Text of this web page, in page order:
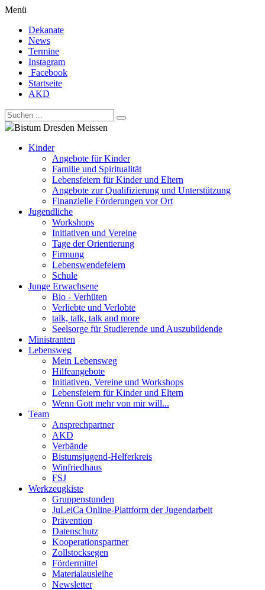
Menü
Dekanate
News
Termine
Instagram
Facebook
Startseite
AKD
Bistum Dresden Meissen
Kinder
Angebote für Kinder
Familie und Spiritualität
Lebensfeiern für Kinder und Eltern
Angebote zur Qualifizierung und Unterstützung
Finanzielle Förderungen vor Ort
Jugendliche
Workshops
Initiativen und Vereine
Tage der Orientierung
Firmung
Lebenswendefeiern
Schule
Junge Erwachsene
Bio - Verhüten
Verliebte und Verlobte
talk, talk, talk and more
Seelsorge für Studierende und Auszubildende
Ministranten
Lebensweg
Mein Lebensweg
Hilfeangebote
Initiativen, Vereine und Workshops
Lebensfeiern für Kinder und Eltern
Wenn Gott mehr von mir will...
Team
Ansprechpartner
AKD
Verbände
Bistumsjugend-Helferkreis
Winfriedhaus
FSJ
Werkzeugkiste
Gruppenstunden
JuLeiCa Online-Plattform der Jugendarbeit
Prävention
Datenschutz
Kooperationspartner
Zollstocksegen
Fördermittel
Materialausleihe
Newsletter